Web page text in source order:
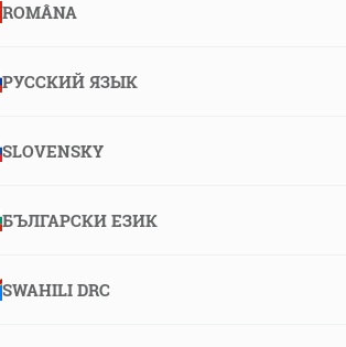
ROMÂNA
РУССКИЙ ЯЗЫК
SLOVENSKY
БЪЛГАРСКИ ЕЗИК
SWAHILI DRC